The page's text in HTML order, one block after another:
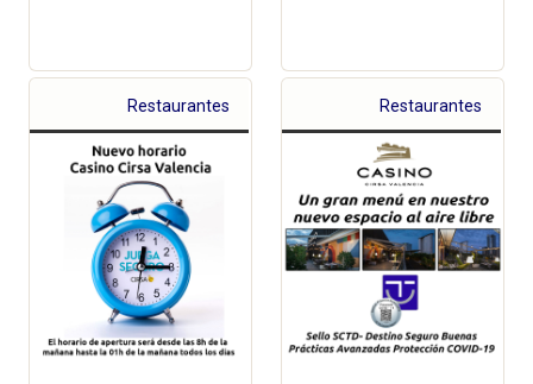
Restaurantes Restaurantes